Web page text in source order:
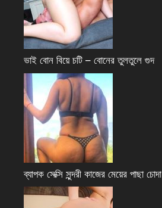
ভাই বোন বিয়ে চটি – বোনের তুলতুলে গুদ
ব্যাপক সেক্সি সুন্দরী কাজের মেয়ের পাছা চোদা